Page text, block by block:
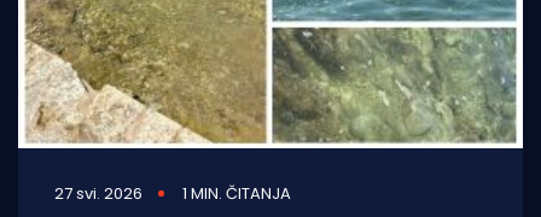
27 svi. 2026 1 MIN. ČITANJA